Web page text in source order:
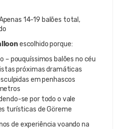
14-19 balões total,
escolhido porque:
– pouquíssimos balões no céu
próximas dramáticas
em penhascos
se por todo o vale
turísticas de Göreme
de experiência voando na